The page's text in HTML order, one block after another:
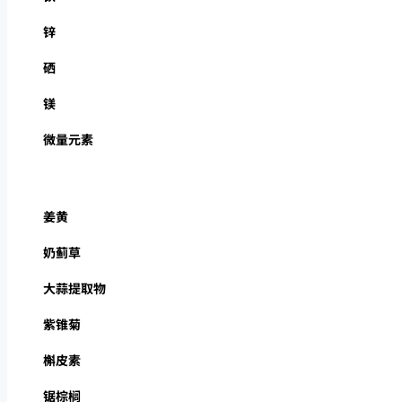
锌
硒
镁
微量元素
姜黄
奶蓟草
大蒜提取物
紫锥菊
槲皮素
锯棕榈